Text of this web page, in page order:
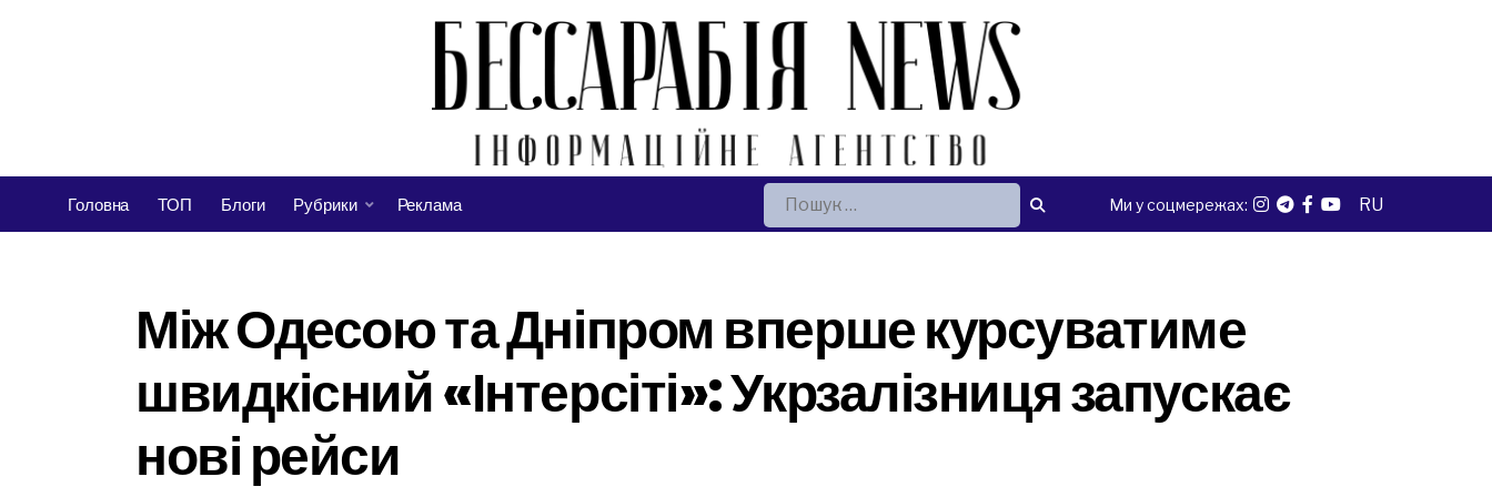
Головна ТОП Блоги Рубрики Реклама Пошук: Ми у соцмережах: RU
Між Одесою та Дніпром вперше курсуватиме
швидкісний «Інтерсіті»: Укрзалізниця запускає
нові рейси